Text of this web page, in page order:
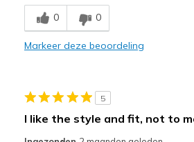
Minpunten
too soon to comment
Travel
0 0
Markeer deze beoordeling
5
I like the style and fit, not to